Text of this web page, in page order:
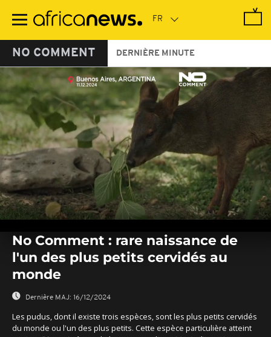
contenu
NO COMMENT DERNIÈRE MINUTE
seconds
seconds
No Comment : rare naissance de
l'un des plus petits cervidés au
monde
Dernière MAJ: 16/12/2024
Les pudus, dont il existe trois espèces, sont les plus petits cervidés
du monde ou l'un des plus petits. Cette espèce particulière atteint